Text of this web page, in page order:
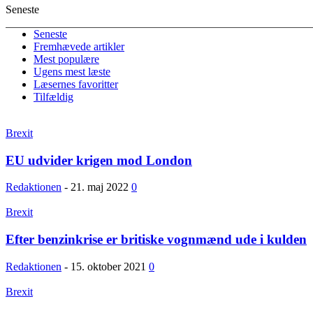
Seneste
Seneste
Fremhævede artikler
Mest populære
Ugens mest læste
Læsernes favoritter
Tilfældig
Brexit
EU udvider krigen mod London
Redaktionen - 21. maj 2022 0
Brexit
Efter benzinkrise er britiske vognmænd ude i kulden
Redaktionen - 15. oktober 2021 0
Brexit